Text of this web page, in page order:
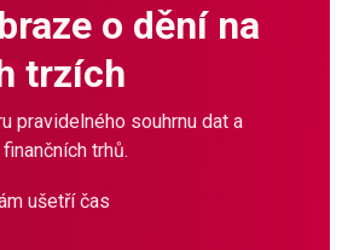
o dění na
trzích
pravidelného souhrnu dat a
trhů.
ušetří čas